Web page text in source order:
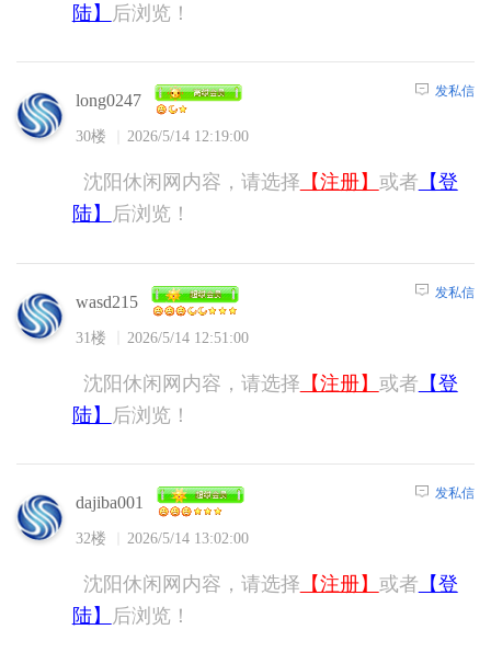
陆】
后浏览！
long0247
30楼 2026/5/14 12:19:00
发私信
沈阳休闲网内容，请选择 【注册】 或者 【登
陆】
后浏览！
wasd215
31楼 2026/5/14 12:51:00
发私信
沈阳休闲网内容，请选择 【注册】 或者 【登
陆】
后浏览！
dajiba001
32楼 2026/5/14 13:02:00
发私信
沈阳休闲网内容，请选择 【注册】 或者 【登
陆】
后浏览！